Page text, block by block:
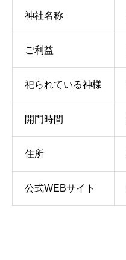
神社名称
ご利益
祀られている神様
開門時間
住所
公式WEBサイト